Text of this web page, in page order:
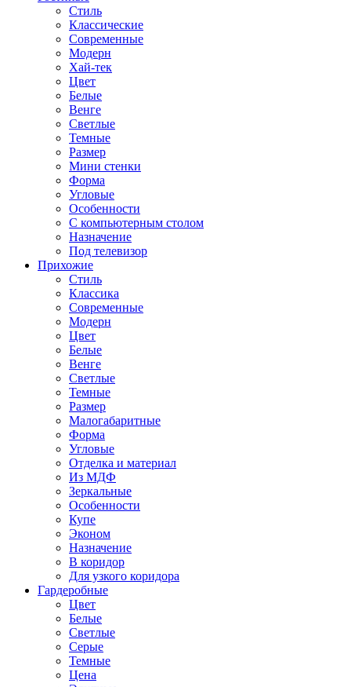
Стиль
Классические
Современные
Модерн
Хай-тек
Цвет
Белые
Венге
Светлые
Темные
Размер
Мини стенки
Форма
Угловые
Особенности
С компьютерным столом
Назначение
Под телевизор
Прихожие
Стиль
Классика
Современные
Модерн
Цвет
Белые
Венге
Светлые
Темные
Размер
Малогабаритные
Форма
Угловые
Отделка и материал
Из МДФ
Зеркальные
Особенности
Купе
Эконом
Назначение
В коридор
Для узкого коридора
Гардеробные
Цвет
Белые
Светлые
Серые
Темные
Цена